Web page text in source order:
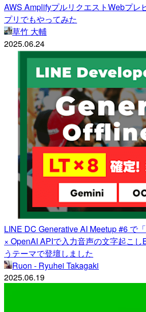
AWS AmplifyプルリクエストWebプレ
プリでもやってみた
草竹 大輔
2025.06.24
LINE DC Generative AI Meetup #6 で
× OpenAI APIで入力音声の文字起こ
うテーマで登壇しました
Ruon - Ryuhei Takagaki
2025.06.19